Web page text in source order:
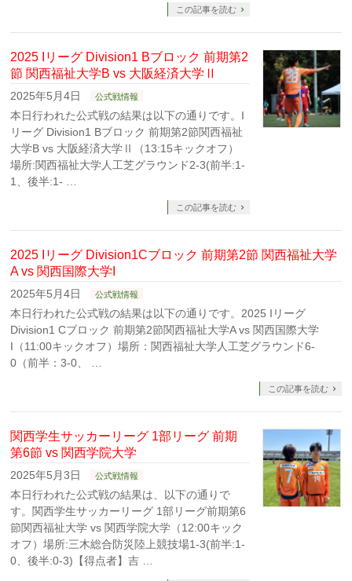
この記事を読む
2025 Iリーグ Division1 Bブロック 前期第2
節 関西福祉大学B vs 大阪経済大学Ⅱ
2025年5月4日 公式戦情報
本日行われた公式戦の結果は以下の通りです。I
リーグ Division1 Bブロック 前期第2節関西福祉
大学B vs 大阪経済大学Ⅱ（13:15キックオフ）
場所:関西福祉大学人工芝グラウンド2-3(前半:1-
1、後半:1- …
この記事を読む
2025 Iリーグ Division1Cブロック 前期第2節 関西福祉大学
A vs 関西国際大学I
2025年5月4日 公式戦情報
本日行われた公式戦の結果は以下の通りです。2025 Iリーグ
Division1 Cブロック 前期第2節関西福祉大学A vs 関西国際大学
I（11:00キックオフ）場所：関西福祉大学人工芝グラウンド6-
0（前半：3-0、 …
この記事を読む
関西学生サッカーリーグ 1部リーグ 前期
第6節 vs 関西学院大学
2025年5月3日 公式戦情報
本日行われた公式戦の結果は、以下の通りで
す。関西学生サッカーリーグ 1部リーグ前期第6
節関西福祉大学 vs 関西学院大学（12:00キック
オフ）場所:三木総合防災陸上競技場1-3(前半:1-
0、後半:0-3)【得点者】吉 …